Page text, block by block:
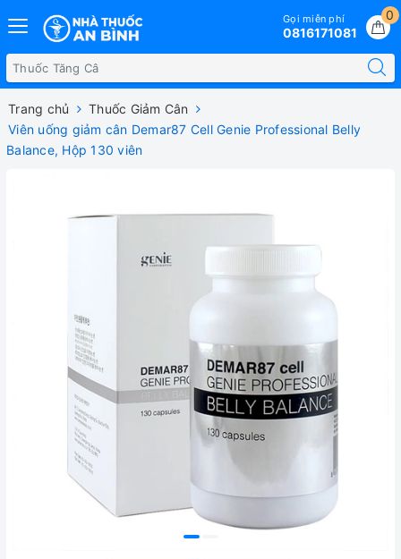
0
Gọi miễn phí
0816171081
Trang chủ
Thuốc Giảm Cân
Viên uống giảm cân Demar87 Cell Genie Professional Belly
Balance, Hộp 130 viên